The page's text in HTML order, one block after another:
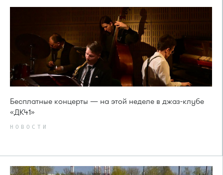
Бесплатные концерты — на этой неделе в джаз-клубе
«ДК41»
НОВОСТИ